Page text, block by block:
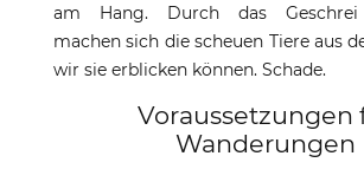
am Hang. Durch das Geschrei
machen sich die scheuen Tiere aus
wir sie erblicken können. Schade.
Voraussetzungen
Wanderungen